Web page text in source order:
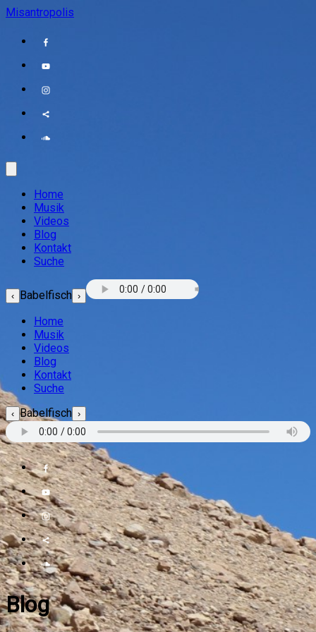
Misantropolis
Home
Musik
Videos
Blog
Kontakt
Suche
‹ Babelfisch ›
Home
Musik
Videos
Blog
Kontakt
Suche
‹ Babelfisch ›
Blog